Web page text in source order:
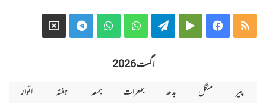
RSS
Facebook
Google
Telegram
WhatsApp
WhatsApp
Telegram
X
اگست 2026
پیر
منگل بدھ جمعرات جمعہ ہفتہ
اتوار